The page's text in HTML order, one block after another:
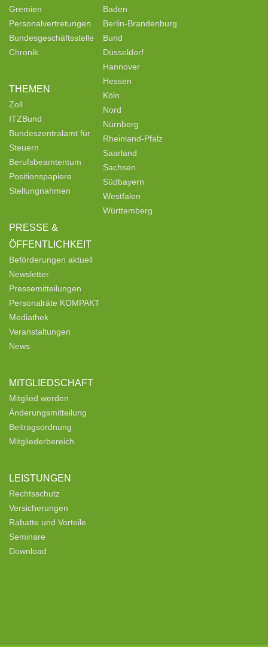
Gremien
Personalvertretungen
Bundesgeschäftsstelle
Chronik
THEMEN
Zoll
ITZBund
Bundeszentralamt für
Steuern
Berufsbeamtentum
Positionspapiere
Stellungnahmen
PRESSE &
ÖFFENTLICHKEIT
Beförderungen aktuell
Newsletter
Pressemitteilungen
Personalräte KOMPAKT
Mediathek
Veranstaltungen
News
MITGLIEDSCHAFT
Mitglied werden
Änderungsmitteilung
Beitragsordnung
Mitgliederbereich
LEISTUNGEN
Rechtsschutz
Versicherungen
Rabatte und Vorteile
Seminare
Download
Baden
Berlin-Brandenburg
Bund
Düsseldorf
Hannover
Hessen
Köln
Nord
Nürnberg
Rheinland-Pfalz
Saarland
Sachsen
Südbayern
Westfalen
Württemberg